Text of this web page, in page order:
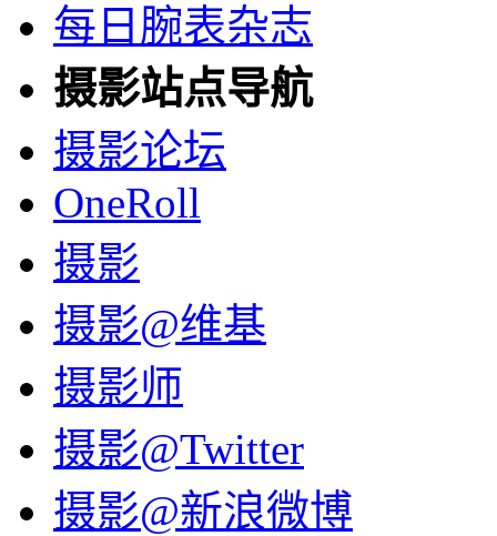
每日腕表杂志
摄影站点导航
摄影论坛
OneRoll
摄影
摄影@维基
摄影师
摄影@Twitter
摄影@新浪微博